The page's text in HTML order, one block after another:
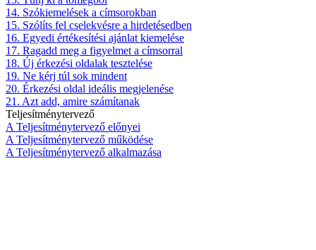
14. Szókiemelések a címsorokban
15. Szólíts fel cselekvésre a hirdetésedben
16. Egyedi értékesítési ajánlat kiemelése
17. Ragadd meg a figyelmet a címsorral
18. Új érkezési oldalak tesztelése
19. Ne kérj túl sok mindent
20. Érkezési oldal ideális megjelenése
21. Azt add, amire számítanak
Teljesítménytervező
A Teljesítménytervező előnyei
A Teljesítménytervező működése
A Teljesítménytervező alkalmazása